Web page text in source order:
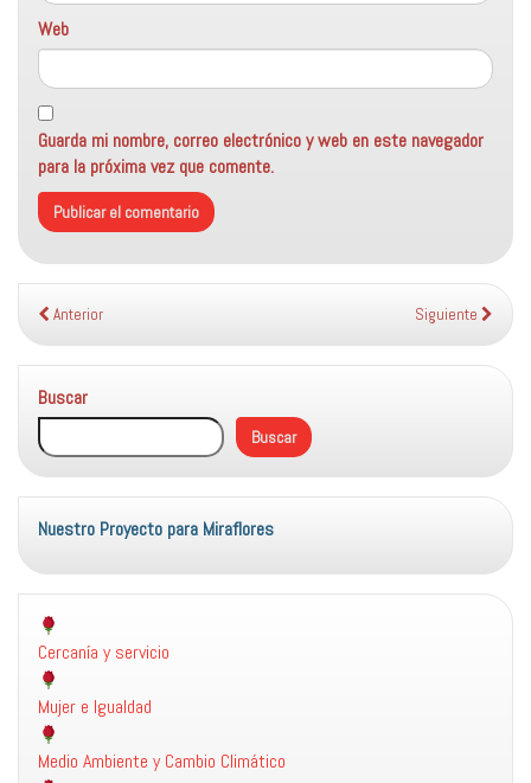
Web
Guarda mi nombre, correo electrónico y web en este navegador
para la próxima vez que comente.
Anterior Siguiente
Buscar
Buscar
Nuestro Proyecto para Miraflores
Cercanía y servicio
Mujer e Igualdad
Medio Ambiente y Cambio Climático